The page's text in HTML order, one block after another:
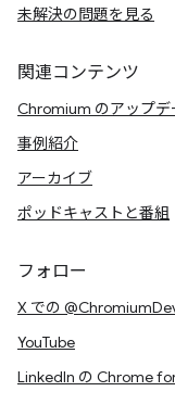
未解決の問題を見る
関連コンテンツ
Chromium のアップデ
事例紹介
アーカイブ
ポッドキャストと番組
フォロー
X での
YouTube
LinkedIn の Chrome